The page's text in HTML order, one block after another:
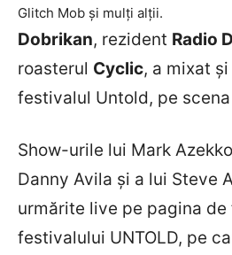
Glitch Mob și mulți alții.
Dobrikan, rezident Radio
roasterul Cyclic, a mixat
festivalul Untold, pe scena
Show-urile lui Mark
Danny Avila și a lui Steve
urmărite live pe pagina de
festivalului UNTOLD, pe